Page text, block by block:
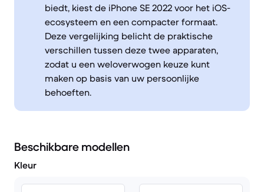
biedt, kiest de iPhone SE 2022 voor het iOS-
ecosysteem en een compacter formaat.
Deze vergelijking belicht de praktische
verschillen tussen deze twee apparaten,
zodat u een weloverwogen keuze kunt
maken op basis van uw persoonlijke
behoeften.
Beschikbare modellen
Kleur